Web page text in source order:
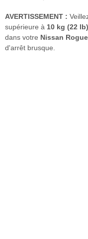
AVERTISSEMENT :
supérieure à 10 kg (22 lb)
dans votre Nissan Rogue
d'arrêt brusque.